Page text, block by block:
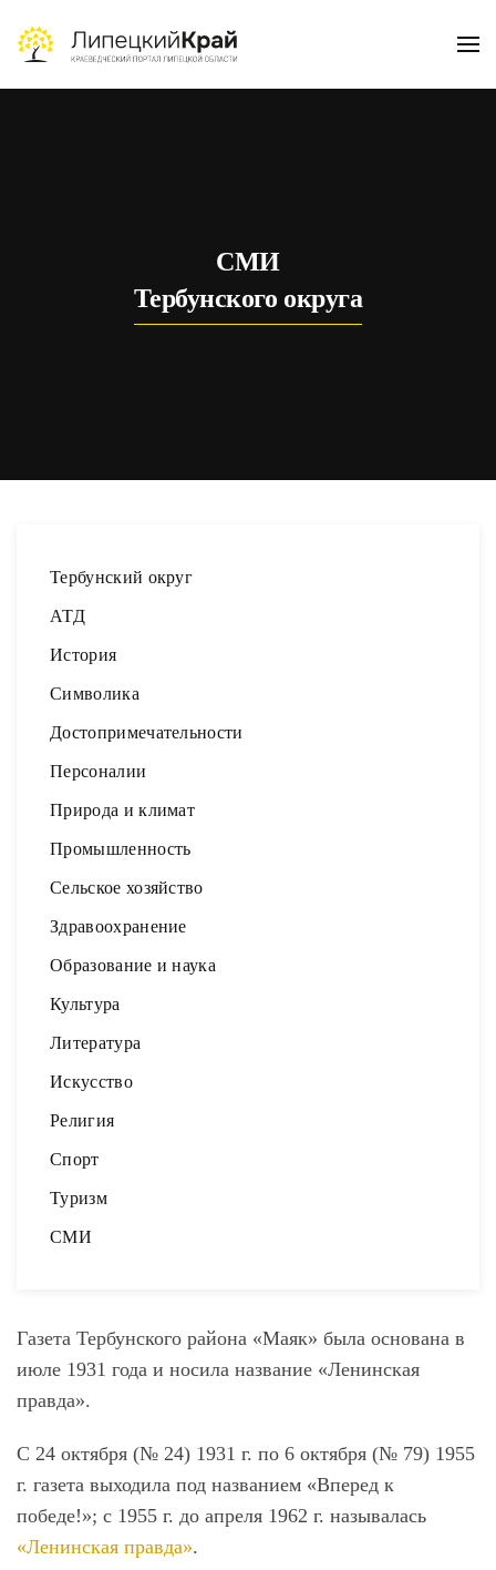
Skip to main content
СМИ
Тербунского округа
Газета Тербунского района «Маяк» была основана в
июле 1931 года и носила название «Ленинская
правда».
С 24 октября (№ 24) 1931 г. по 6 октября (№ 79) 1955
г. газета выходила под названием «Вперед к
победе!»; с 1955 г. до апреля 1962 г. называлась
«Ленинская правда».
Тербунский округ
АТД
История
Символика
Достопримечательности
Персоналии
Природа и климат
Промышленность
Сельское хозяйство
Здравоохранение
Образование и наука
Культура
Литература
Искусство
Религия
Спорт
Туризм
СМИ